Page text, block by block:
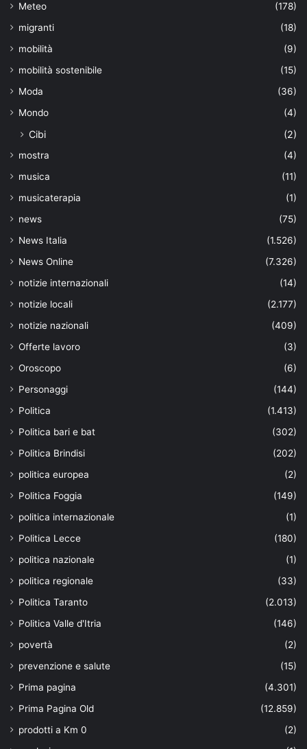
Meteo
(178)
migranti
(18)
mobilità
(9)
mobilità sostenibile
(15)
Moda
(36)
Mondo
(4)
Cibi (2)
mostra
(4)
musica
(11)
musicaterapia
(1)
news
(75)
News Italia
(1.526)
News Online
(7.326)
notizie internazionali
(14)
notizie locali
(2.177)
notizie nazionali
(409)
Offerte lavoro
(3)
Oroscopo
(6)
Personaggi
(144)
Politica
(1.413)
Politica bari e bat
(302)
Politica Brindisi
(202)
politica europea
(2)
Politica Foggia
(149)
politica internazionale
(1)
Politica Lecce
(180)
politica nazionale
(1)
politica regionale
(33)
Politica Taranto
(2.013)
Politica Valle d'Itria
(146)
povertà
(2)
prevenzione e salute
(15)
Prima pagina
(4.301)
Prima Pagina Old
(12.859)
prodotti a Km 0
(2)